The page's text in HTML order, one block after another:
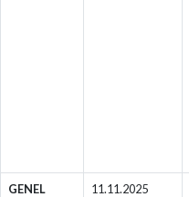
GENEL
11.11.2025